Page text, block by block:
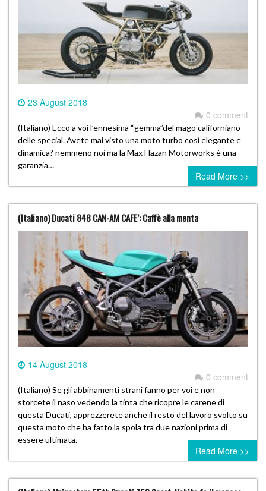
23 August 2018
0 comment
(Italiano) Ecco a voi l’ennesima “gemma”del mago californiano
delle special. Avete mai visto una moto turbo così elegante e
dinamica? nemmeno noi ma la Max Hazan Motorworks è una
garanzia…
Read More >>
(Italiano) Ducati 848 CAN-AM CAFE’: Caffè alla menta
14 August 2018
0 comment
(Italiano) Se gli abbinamenti strani fanno per voi e non
storcete il naso vedendo la tinta che ricopre le carene di
questa Ducati, apprezzerete anche il resto del lavoro svolto su
questa moto che ha fatto la spola tra due nazioni prima di
essere ultimata.
Read More >>